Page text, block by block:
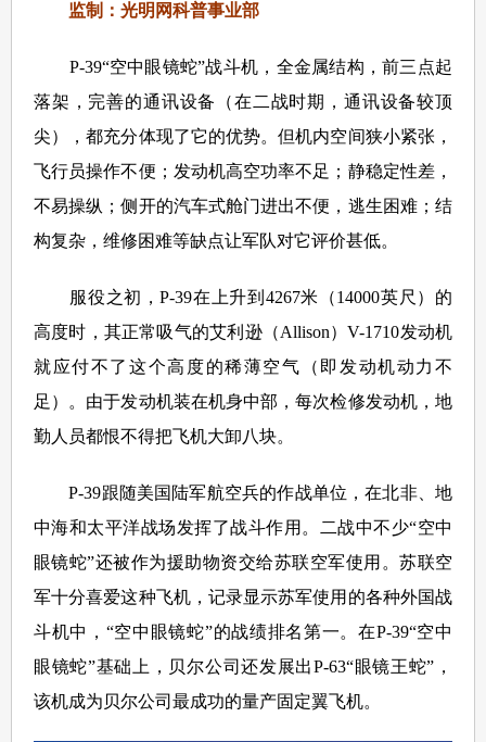
监制：光明网科普事业部
P-39“空中眼镜蛇”战斗机，全金属结构，前三点起
落架，完善的通讯设备（在二战时期，通讯设备较顶
尖），都充分体现了它的优势。但机内空间狭小紧张，
飞行员操作不便；发动机高空功率不足；静稳定性差，
不易操纵；侧开的汽车式舱门进出不便，逃生困难；结
构复杂，维修困难等缺点让军队对它评价甚低。
服役之初，P-39在上升到4267米（14000英尺）的
高度时，其正常吸气的艾利逊（Allison）V-1710发动机
就应付不了这个高度的稀薄空气（即发动机动力不
足）。由于发动机装在机身中部，每次检修发动机，地
勤人员都恨不得把飞机大卸八块。
P-39跟随美国陆军航空兵的作战单位，在北非、地
中海和太平洋战场发挥了战斗作用。二战中不少“空中
眼镜蛇”还被作为援助物资交给苏联空军使用。苏联空
军十分喜爱这种飞机，记录显示苏军使用的各种外国战
斗机中，“空中眼镜蛇”的战绩排名第一。在P-39“空中
眼镜蛇”基础上，贝尔公司还发展出P-63“眼镜王蛇”，
该机成为贝尔公司最成功的量产固定翼飞机。